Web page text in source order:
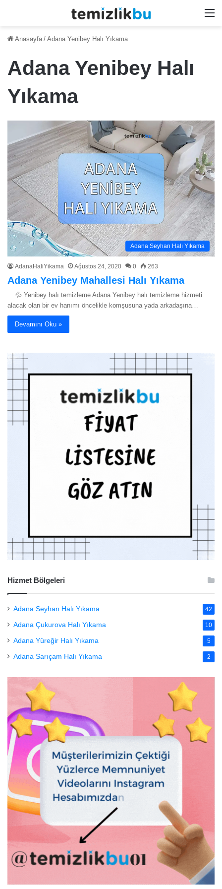
Anasayfa / Adana Yenibey Halı Yıkama
Adana Yenibey Halı
Yıkama
Adana Seyhan Halı Yıkama
AdanaHaliYikama Ağustos 24, 2020 0 263
Adana Yenibey Mahallesi Halı Yıkama
💦 Yenibey halı temizleme Adana Yenibey halı temizleme hizmeti
alacak olan bir ev hanımı öncelikle komşusuna yada arkadaşına…
Devamını Oku »
Hizmet Bölgeleri
Adana Seyhan Halı Yıkama 42
Adana Çukurova Halı Yıkama 10
Adana Yüreğir Halı Yıkama 5
Adana Sarıçam Halı Yıkama 2